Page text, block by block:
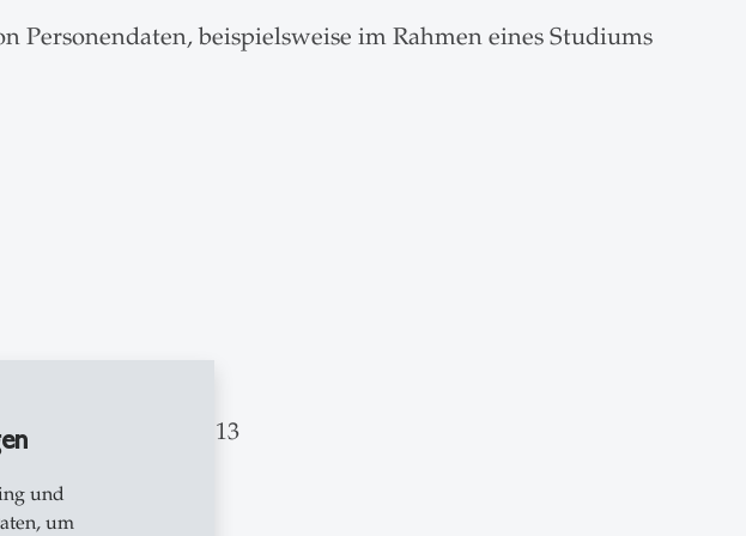
und
um
beispielsweise im Rahmen eines Studiums
Art. 5, Art. 11, Art. 13
Art. 13